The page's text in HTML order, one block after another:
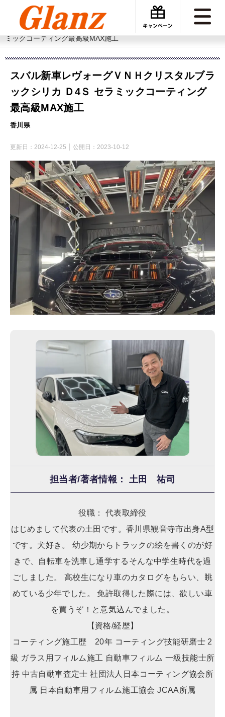
カーケアグランツ
施工事例
スバル新車レヴォーグＶＮＨクリスタルブラックシリカ Ｄ4Ｓ セラ
ミックコーティング最高級MAX施工
スバル新車レヴォーグＶＮＨクリスタルブラ
ックシリカ Ｄ4Ｓ セラミックコーティング
最高級MAX施工
香川県
更新日： 2024-12-25 公開日： 2023-10-12
担当者/著者情報： 土田 祐司
役職： 代表取締役
はじめまして代表の土田です。香川県観音寺市出身A型
です。犬好き。 幼少期からトラックの絵を書くのが好
きで、自転車を洗車し通学するそんな中学生時代を過
ごしました。 高校生になり車のカタログをもらい、眺
めている少年でした。 免許取得した際には、欲しい車
を買うぞ！と意気込んでました。
【資格/経歴】
コーティング施工歴 20年 コーティング技能研磨士 2
級 ガラス用フィルム施工 自動車フィルム 一級技能士所
持 中古自動車査定士 社団法人日本コーティング協会所
属 日本自動車用フィルム施工協会 JCAA所属